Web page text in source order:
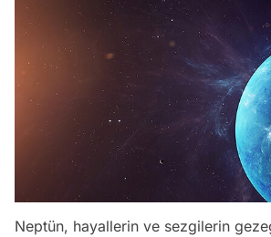
Neptün, hayallerin ve sezgilerin